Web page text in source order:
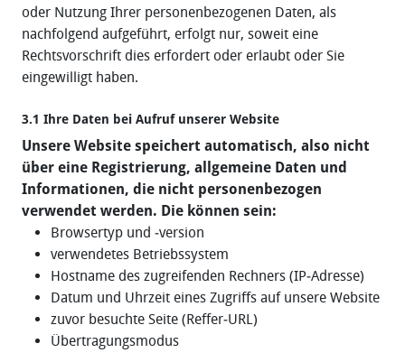
oder Nutzung Ihrer personenbezogenen Daten, als
nachfolgend aufgeführt, erfolgt nur, soweit eine
Rechtsvorschrift dies erfordert oder erlaubt oder Sie
eingewilligt haben.
3.1 Ihre Daten bei Aufruf unserer Website
Unsere Website speichert automatisch, also nicht
über eine Registrierung, allgemeine Daten und
Informationen, die nicht personenbezogen
verwendet werden. Die können sein:
Browsertyp und ‐version
verwendetes Betriebssystem
Hostname des zugreifenden Rechners (IP‐Adresse)
Datum und Uhrzeit eines Zugriffs auf unsere Website
zuvor besuchte Seite (Reffer‐URL)
Übertragungsmodus